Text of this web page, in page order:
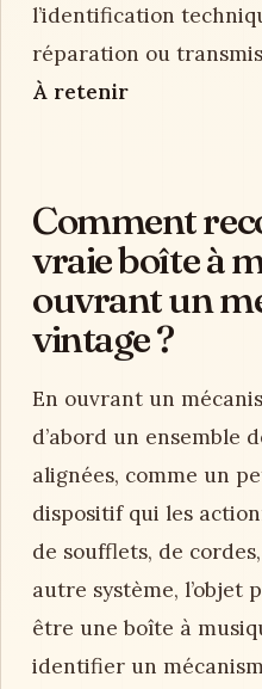
l’identification
réparation ou
À retenir
Comment
vraie boîte à
ouvrant un
vintage ?
En ouvrant un
d’abord un ensemble
alignées, comme un
dispositif qui les
de soufflets, de
autre système, l’objet
être une boîte à
identifier un